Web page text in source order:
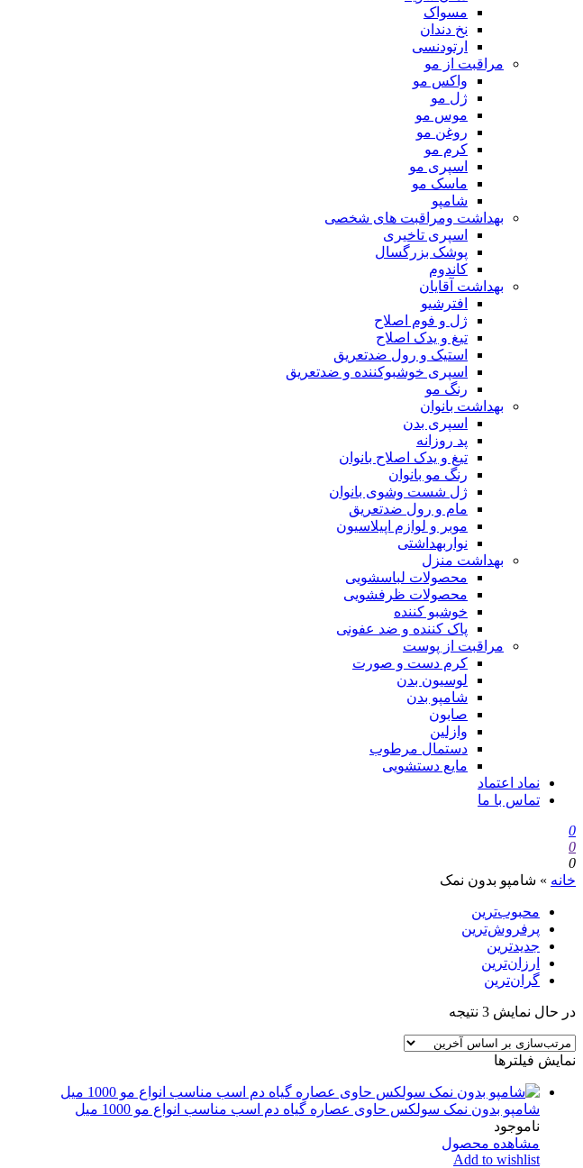
مسواک
نخ دندان
ارتودنسی
مراقبت از مو
واکس مو
ژل مو
موس مو
روغن مو
کرم مو
اسپری مو
ماسک مو
شامپو
بهداشت ومراقبت های شخصی
اسپری تاخیری
پوشک بزرگسال
کاندوم
بهداشت آقایان
افترشیو
ژل و فوم اصلاح
تیغ و یدک اصلاح
استیک و رول ضدتعریق
اسپری خوشبوکننده و ضدتعریق
رنگ مو
بهداشت بانوان
اسپری بدن
پد روزانه
تیغ و یدک اصلاح بانوان
رنگ مو بانوان
ژل شست وشوی بانوان
مام و رول ضدتعریق
موبر و لوازم اپیلاسیون
نواربهداشتی
بهداشت منزل
محصولات لباسشویی
محصولات ظرفشویی
خوشبو کننده
پاک کننده و ضد عفونی
مراقبت از پوست
کرم دست و صورت
لوسیون بدن
شامپو بدن
صابون
وازلین
دستمال مرطوب
مایع دستشویی
نماد اعتماد
تماس با ما
0
0
0
خانه » شامپو بدون نمک
محبوب‌ترین
پرفروش‌ترین
جدیدترین
ارزان‌ترین
گران‌ترین
در حال نمایش 3 نتیجه
نمایش فیلترها
شامپو بدون نمک سولکس حاوی عصاره گیاه دم اسب مناسب انواع مو 1000 میل
ناموجود
مشاهده محصول
Add to wishlist